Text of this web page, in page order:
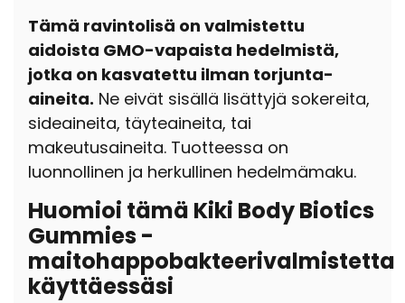
Tämä ravintolisä on valmistettu
aidoista GMO-vapaista hedelmistä,
jotka on kasvatettu ilman torjunta-
aineita. Ne eivät sisällä lisättyjä sokereita,
sideaineita, täyteaineita, tai
makeutusaineita. Tuotteessa on
luonnollinen ja herkullinen hedelmämaku.
Huomioi tämä Kiki Body Biotics
Gummies -
maitohappobakteerivalmistetta
käyttäessäsi